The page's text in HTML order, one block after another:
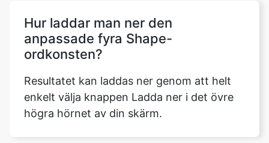
Hur laddar man ner den
anpassade fyra Shape-
ordkonsten?
Resultatet kan laddas ner genom att helt
enkelt välja knappen Ladda ner i det övre
högra hörnet av din skärm.